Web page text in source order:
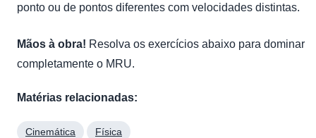
ponto ou de pontos diferentes com velocidades distintas.
Mãos à obra! Resolva os exercícios abaixo para dominar
completamente o MRU.
Matérias relacionadas:
Cinemática Física